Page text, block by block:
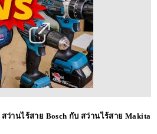
สว่านไร้สาย Bosch กับ สว่านไร้สาย Makita